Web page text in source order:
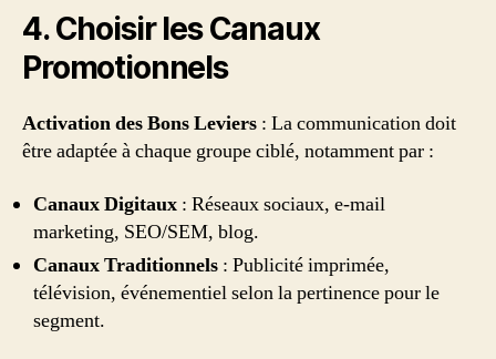
4. Choisir les Canaux
Promotionnels
Activation des Bons Leviers : La communication doit
être adaptée à chaque groupe ciblé, notamment par :
Canaux Digitaux : Réseaux sociaux, e-mail
marketing, SEO/SEM, blog.
Canaux Traditionnels : Publicité imprimée,
télévision, événementiel selon la pertinence pour le
segment.